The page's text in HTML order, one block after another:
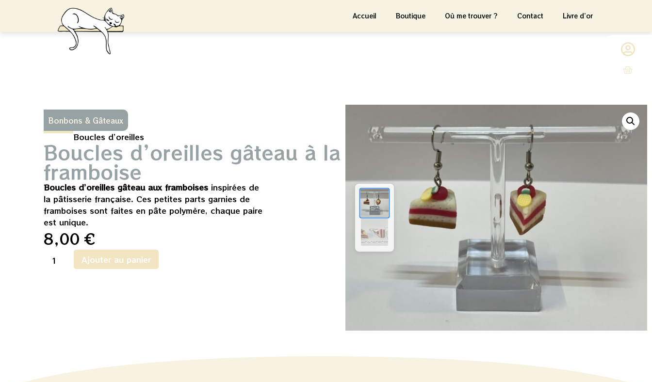
Accueil Boutique Où me trouver ? Contact Livre d’or
Bonbons & Gâteaux
Boucles d’oreilles
Boucles d’oreilles gâteau à la
framboise
Boucles d’oreilles gâteau aux framboises inspirées de
la pâtisserie française. Ces petites parts garnies de
framboises sont faites en pâte polymère, chaque paire
est unique.
8,00 €
Ajouter au panier